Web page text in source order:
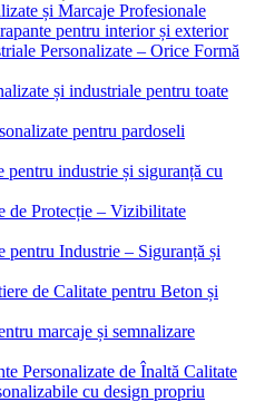
și Marcaje Profesionale
pentru interior și exterior
Personalizate – Orice Formă
și industriale pentru toate
pentru pardoseli
pentru industrie și siguranță cu
de Protecție – Vizibilitate
pentru Industrie – Siguranță și
de Calitate pentru Beton și
marcaje și semnalizare
Personalizate de Înaltă Calitate
cu design propriu